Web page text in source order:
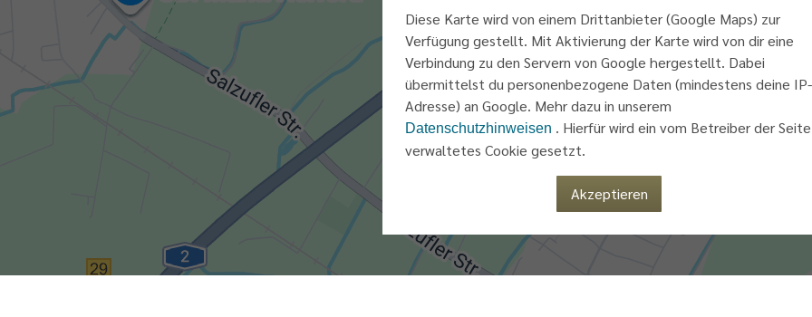
Diese Karte wird von einem Drittanbieter (Google Maps) zur
Verfügung gestellt. Mit Aktivierung der Karte wird von dir eine
Verbindung zu den Servern von Google hergestellt. Dabei
übermittelst du personenbezogene Daten (mindestens deine IP-
Adresse) an Google. Mehr dazu in unserem
Datenschutzhinweisen . Hierfür wird ein vom Betreiber der Seite
verwaltetes Cookie gesetzt.
Akzeptieren